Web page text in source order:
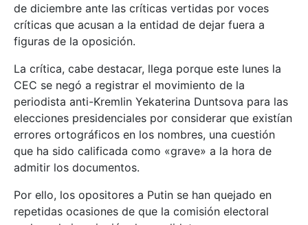
de diciembre ante las críticas vertidas por voces
críticas que acusan a la entidad de dejar fuera a
figuras de la oposición.
La crítica, cabe destacar, llega porque este lunes la
CEC se negó a registrar el movimiento de la
periodista anti-Kremlin Yekaterina Duntsova para las
elecciones presidenciales por considerar que existían
errores ortográficos en los nombres, una cuestión
que ha sido calificada como «grave» a la hora de
admitir los documentos.
Por ello, los opositores a Putin se han quejado en
repetidas ocasiones de que la comisión electoral